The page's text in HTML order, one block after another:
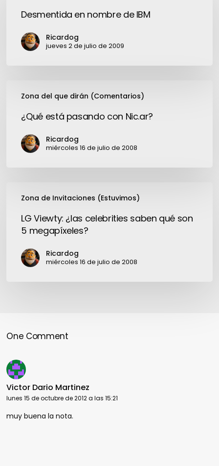
Desmentida en nombre de IBM
Ricardog
jueves 2 de julio de 2009
Zona del que dirán (Comentarios)
Nic.ar?
¿Qué está pasando con Nic.ar?
Ricardog
miércoles 16 de julio de 2008
Zona de Invitaciones (Estuvimos)
Viewty:
celebrities
saben
LG Viewty: ¿las celebrities saben qué son
5 megapíxeles?
Ricardog
miércoles 16 de julio de 2008
One Comment
Victor Dario Martinez
lunes 15 de octubre de 2012 a las 15:21
muy buena la nota.